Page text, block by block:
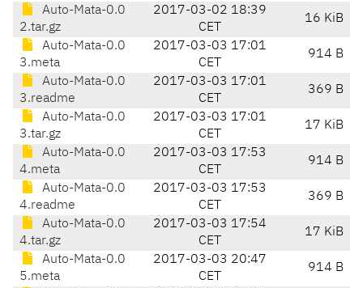
Auto-Mata-0.0
2.tar.gz
2017-03-02 18:39
CET
16 KiB
Auto-Mata-0.0
3.meta
2017-03-03 17:01
CET
914 B
Auto-Mata-0.0
3.readme
2017-03-03 17:01
CET
369 B
Auto-Mata-0.0
3.tar.gz
2017-03-03 17:01
CET
17 KiB
Auto-Mata-0.0
4.meta
2017-03-03 17:53
CET
914 B
Auto-Mata-0.0
4.readme
2017-03-03 17:53
CET
369 B
Auto-Mata-0.0
4.tar.gz
2017-03-03 17:54
CET
17 KiB
Auto-Mata-0.0
5.meta
2017-03-03 20:47
CET
914 B